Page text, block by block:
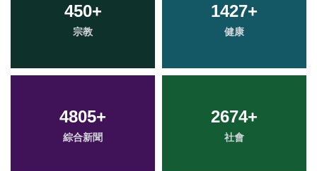
450+
宗教
1427+
健康
4805+
綜合新聞
2674+
社會